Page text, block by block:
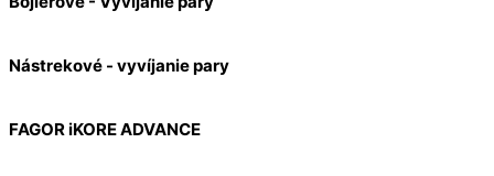
Nástrekové - vyvíjanie pary
FAGOR iKORE ADVANCE